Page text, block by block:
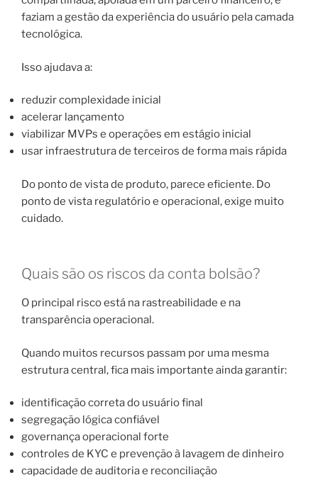
faziam a gestão da experiência do usuário pela camada
tecnológica.
Isso ajudava a:
reduzir complexidade inicial
acelerar lançamento
viabilizar MVPs e operações em estágio inicial
usar infraestrutura de terceiros de forma mais rápida
Do ponto de vista de produto, parece eficiente. Do
ponto de vista regulatório e operacional, exige muito
cuidado.
Quais são os riscos da conta bolsão?
O principal risco está na rastreabilidade e na
transparência operacional.
Quando muitos recursos passam por uma mesma
estrutura central, fica mais importante ainda garantir:
identificação correta do usuário final
segregação lógica confiável
governança operacional forte
controles de KYC e prevenção à lavagem de dinheiro
capacidade de auditoria e reconciliação